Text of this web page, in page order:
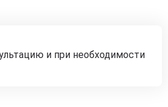
и при необходимости